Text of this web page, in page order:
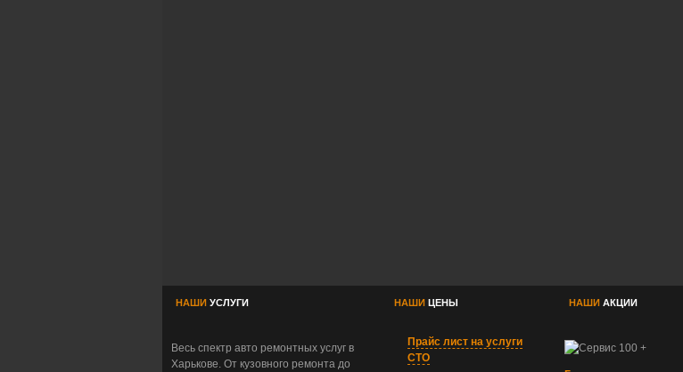
НАШИ УСЛУГИ
Весь спектр авто ремонтных услуг в
Харькове. От кузовного ремонта до
НАШИ ЦЕНЫ
Прайс лист на услуги
СТО
НАШИ АКЦИИ